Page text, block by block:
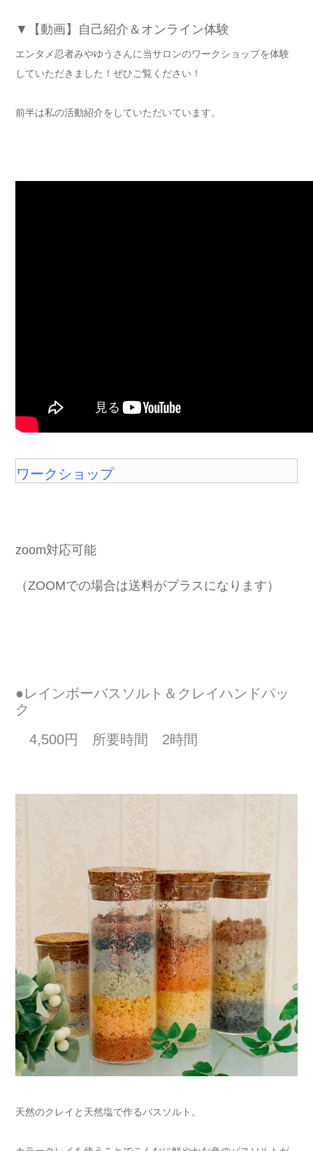
▼【動画】自己紹介＆オンライン体験
エンタメ忍者みやゆうさんに当サロンのワークショップを体験
していただきました！ぜひご覧ください！
前半は私の活動紹介をしていただいています。
ワークショップ
zoom対応可能
（ZOOMでの場合は送料がプラスになります）
●レインボーバスソルト＆クレイハンドパッ
ク
4,500円 所要時間 2時間
天然のクレイと天然塩で作るバスソルト。